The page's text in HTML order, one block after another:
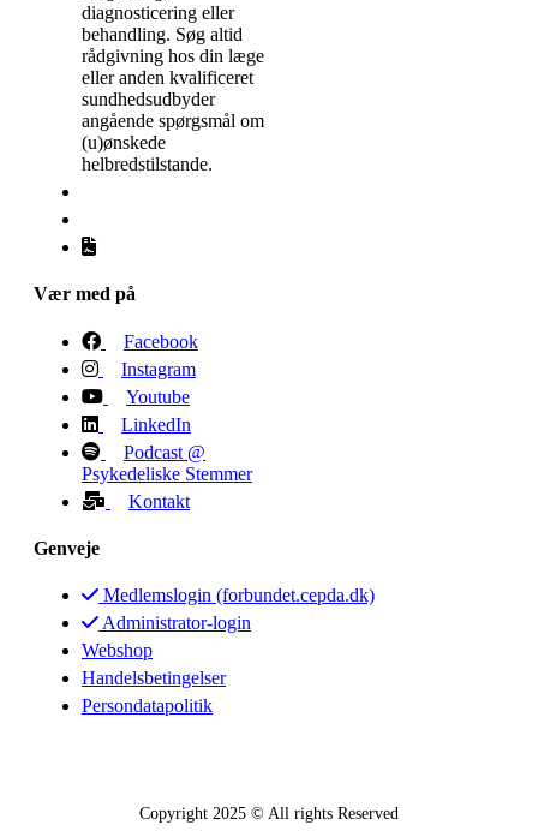
diagnosticering eller
behandling. Søg altid
rådgivning hos din læge
eller anden kvalificeret
sundhedsudbyder
angående spørgsmål om
(u)ønskede
helbredstilstande.
Vær med på
Facebook
Instagram
Youtube
LinkedIn
Podcast @
Psykedeliske Stemmer
Kontakt
Genveje
Medlemslogin (forbundet.cepda.dk)
Administrator-login
Webshop
Handelsbetingelser
Persondatapolitik
Copyright 2025 © All rights Reserved